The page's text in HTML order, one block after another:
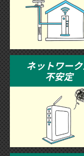
ネットワー
不安定